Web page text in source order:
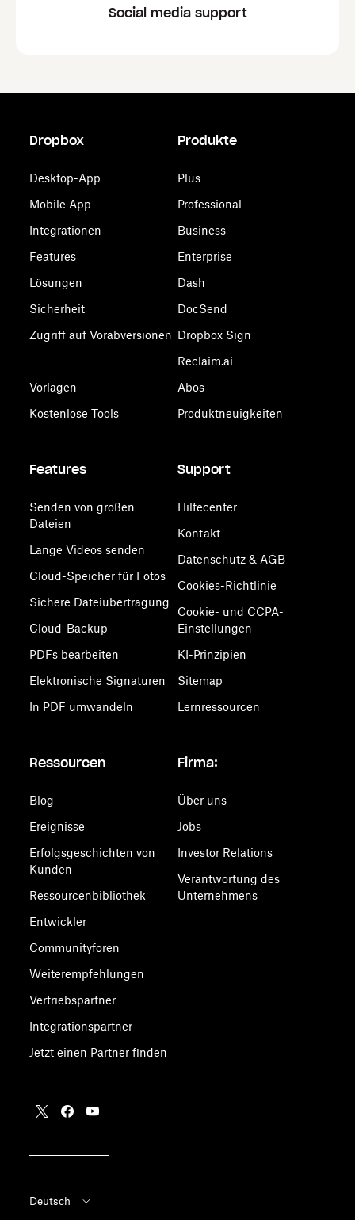
Social media support
Dropbox
Desktop-App
Mobile App
Integrationen
Features
Lösungen
Sicherheit
Zugriff auf Vorabversionen
Vorlagen
Kostenlose Tools
Produkte
Plus
Professional
Business
Enterprise
Dash
DocSend
Dropbox Sign
Reclaim.ai
Abos
Produktneuigkeiten
Features
Senden von großen
Dateien
Lange Videos senden
Cloud-Speicher für Fotos
Sichere Dateiübertragung
Cloud-Backup
PDFs bearbeiten
Elektronische Signaturen
In PDF umwandeln
Support
Hilfecenter
Kontakt
Datenschutz & AGB
Cookies-Richtlinie
Cookie- und CCPA-
Einstellungen
KI-Prinzipien
Sitemap
Lernressourcen
Ressourcen
Blog
Ereignisse
Erfolgsgeschichten von
Kunden
Ressourcenbibliothek
Entwickler
Communityforen
Weiterempfehlungen
Vertriebspartner
Integrationspartner
Jetzt einen Partner finden
Firma:
Über uns
Jobs
Investor Relations
Verantwortung des
Unternehmens
Deutsch